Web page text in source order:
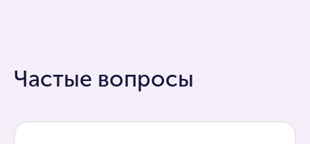
Частые вопросы